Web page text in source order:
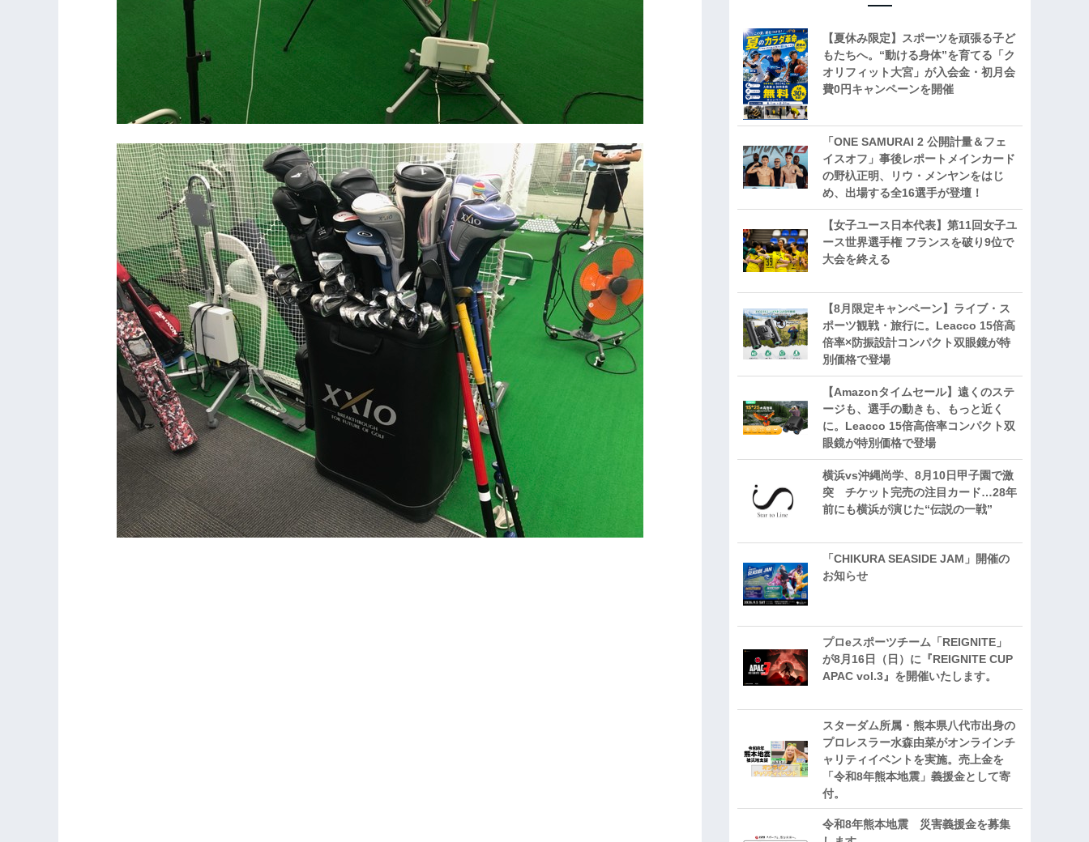
【夏休み限定】スポーツを頑張る子ど
もたちへ。“動ける身体”を育てる「ク
オリフィット大宮」が入会金・初月会
費0円キャンペーンを開催
「ONE SAMURAI 2 公開計量＆フェ
イスオフ」事後レポートメインカード
の野杁正明、リウ・メンヤンをはじ
め、出場する全16選手が登壇！
【女子ユース日本代表】第11回女子ユ
ース世界選手権 フランスを破り9位で
大会を終える
【8月限定キャンペーン】ライブ・ス
ポーツ観戦・旅行に。Leacco 15倍高
倍率×防振設計コンパクト双眼鏡が特
別価格で登場
【Amazonタイムセール】遠くのステ
ージも、選手の動きも、もっと近く
に。Leacco 15倍高倍率コンパクト双
眼鏡が特別価格で登場
横浜vs沖縄尚学、8月10日甲子園で激
突 チケット完売の注目カード…28年
前にも横浜が演じた“伝説の一戦”
「CHIKURA SEASIDE JAM」開催の
お知らせ
プロeスポーツチーム「REIGNITE」
が8月16日（日）に『REIGNITE CUP
APAC vol.3』を開催いたします。
スターダム所属・熊本県八代市出身の
プロレスラー水森由菜がオンラインチ
ャリティイベントを実施。売上金を
「令和8年熊本地震」義援金として寄
付。
令和8年熊本地震 災害義援金を募集